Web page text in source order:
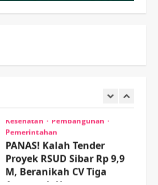
Anugerah Utama
Pertaruhkan Jaminan Rp
100 Juta?
wartanusa 5 Agustus 2026
Olahraga
Adu Taktik di Atas Rumput
Sintetis: PWI dan Sapma
PP Sidoarjo Memanaskan
Mesin Menuju Piala Soccer